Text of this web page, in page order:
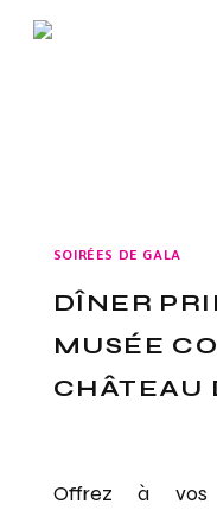
SOIRÉES DE GALA
DÎNER
MUSÉE
CHÂTEAU
Offrez à vos